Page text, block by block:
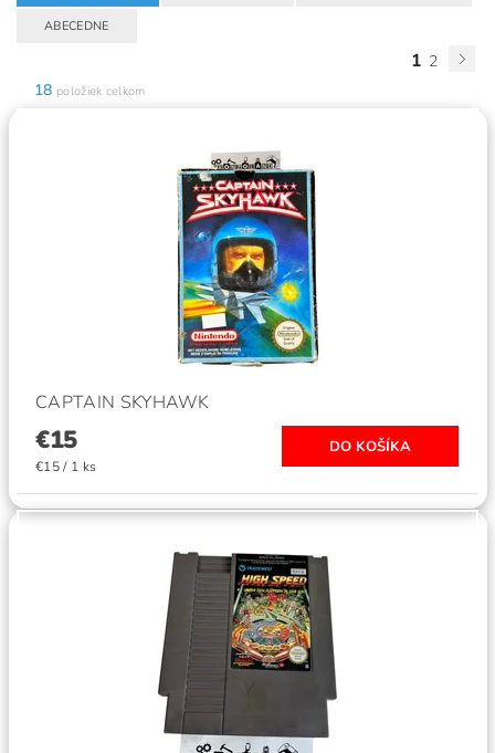
ABECEDNE
1 2
18 položiek celkom
CAPTAIN SKYHAWK
€15
€15 / 1 ks